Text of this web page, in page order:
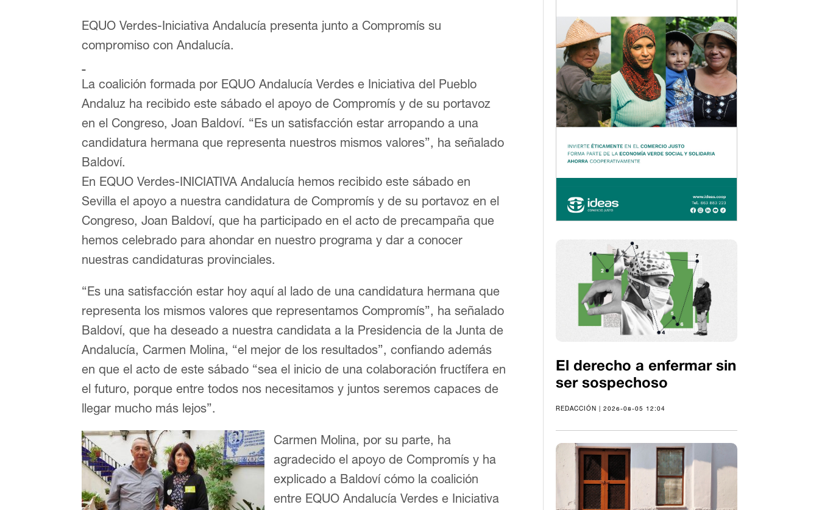
EQUO Verdes-Iniciativa Andalucía presenta junto a Compromís su
compromiso con Andalucía.
La coalición formada por EQUO Andalucía Verdes e Iniciativa del Pueblo
Andaluz ha recibido este sábado el apoyo de Compromís y de su portavoz
en el Congreso, Joan Baldoví. “Es un satisfacción estar arropando a una
candidatura hermana que representa nuestros mismos valores”, ha señalado
Baldoví.
En EQUO Verdes-INICIATIVA Andalucía hemos recibido este sábado en
Sevilla el apoyo a nuestra candidatura de Compromís y de su portavoz en el
Congreso, Joan Baldoví, que ha participado en el acto de precampaña que
hemos celebrado para ahondar en nuestro programa y dar a conocer
nuestras candidaturas provinciales.
“Es una satisfacción estar hoy aquí al lado de una candidatura hermana que
representa los mismos valores que representamos Compromís”, ha señalado
Baldoví, que ha deseado a nuestra candidata a la Presidencia de la Junta de
Andalucía, Carmen Molina, “el mejor de los resultados”, confiando además
en que el acto de este sábado “sea el inicio de una colaboración fructífera en
el futuro, porque entre todos nos necesitamos y juntos seremos capaces de
llegar mucho más lejos”.
Carmen Molina, por su parte, ha
agradecido el apoyo de Compromís y ha
explicado a Baldoví cómo la coalición
entre EQUO Andalucía Verdes e Iniciativa
El derecho a enfermar sin
ser sospechoso
REDACCIÓN | 2026-08-05 12:04